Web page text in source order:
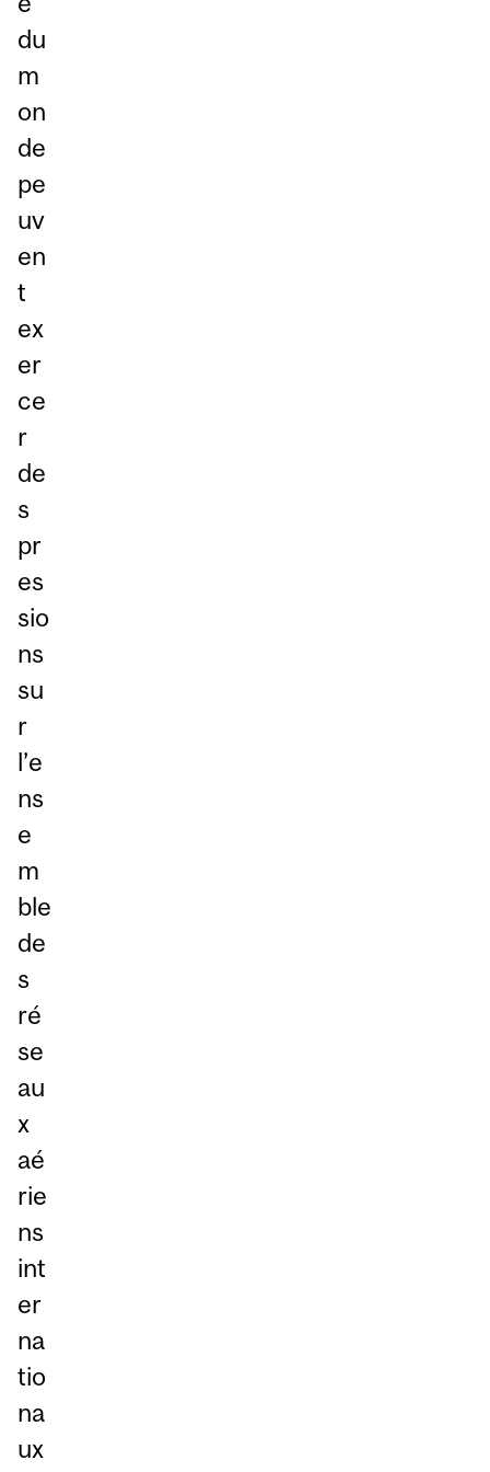
du
m
on
de
pe
uv
en
t
ex
er
ce
r
de
s
pr
es
sio
ns
su
r
l’e
ns
e
m
ble
de
s
ré
se
au
x
aé
rie
ns
int
er
na
tio
na
ux